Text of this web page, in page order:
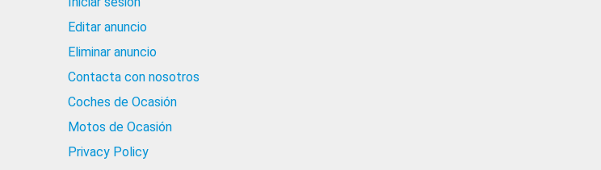
Editar anuncio
Eliminar anuncio
Contacta con nosotros
Coches de Ocasión
Motos de Ocasión
Privacy Policy